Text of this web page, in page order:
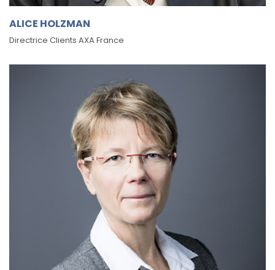
ALICE HOLZMAN
Directrice Clients AXA France